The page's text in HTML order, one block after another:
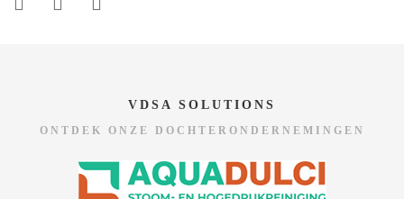
VDSA SOLUTIONS
ONTDEK ONZE DOCHTERONDERNEMINGEN